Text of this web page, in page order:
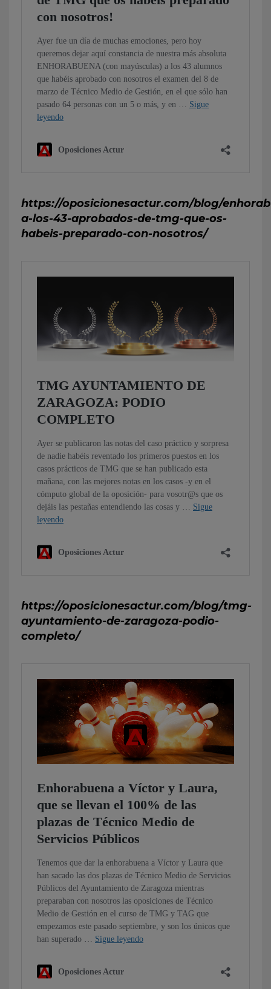
https://oposicionesactur.com/blog/
a-los-43-aprobados-de-tmg-que-os-
habeis-preparado-con-nosotros/
https://oposicionesactur.com/blog/tmg-
ayuntamiento-de-zaragoza-podio-
completo/